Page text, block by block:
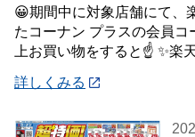
😀期間中に対象店舗にて、
たコーナン プラスの会員コ
上お買い物をすると☝️ ✨楽
詳しくみる